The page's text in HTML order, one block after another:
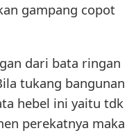
gampang copot
dari bata ringan
tukang bangunan
hebel ini yaitu tdk
perekatnya maka